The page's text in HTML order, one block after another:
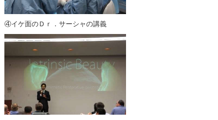
④イケ面のＤｒ．サーシャの講義